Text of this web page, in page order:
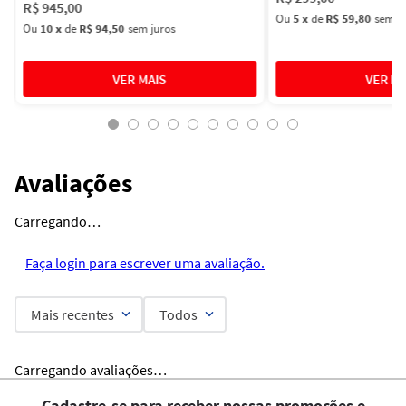
R$945,00
Ou 10xdeR$ 94,50 sem juros
Ou5xdeR$ 59,80 sem
Avaliações
Carregando…
Faça login para escrever uma avaliação.
Mais recentes Todos
Carregando avaliações…